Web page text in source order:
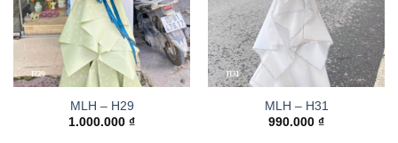
MLH – H29
1.000.000 ₫
MLH – H31
990.000 ₫